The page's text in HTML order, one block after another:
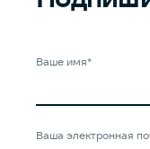
Ваше имя*
Ваша электронная